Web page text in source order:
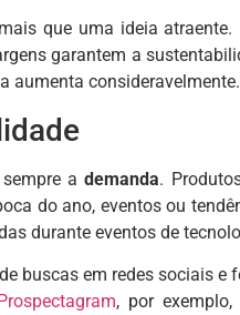
que uma ideia
garantem a
aumenta consideravelmente.
sempre ademanda.
do ano, eventos ou
durante eventos de
buscas em redes sociais
, por